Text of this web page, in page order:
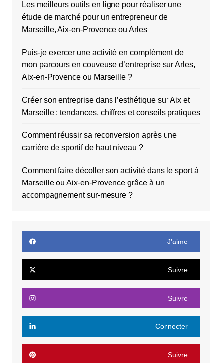
Les meilleurs outils en ligne pour réaliser une
étude de marché pour un entrepreneur de
Marseille, Aix-en-Provence ou Arles
Puis-je exercer une activité en complément de
mon parcours en couveuse d’entreprise sur Arles,
Aix-en-Provence ou Marseille ?
Créer son entreprise dans l’esthétique sur Aix et
Marseille : tendances, chiffres et conseils pratiques
Comment réussir sa reconversion après une
carrière de sportif de haut niveau ?
Comment faire décoller son activité dans le sport à
Marseille ou Aix-en-Provence grâce à un
accompagnement sur-mesure ?
J’aime
Suivre
Suivre
Connecter
Suivre